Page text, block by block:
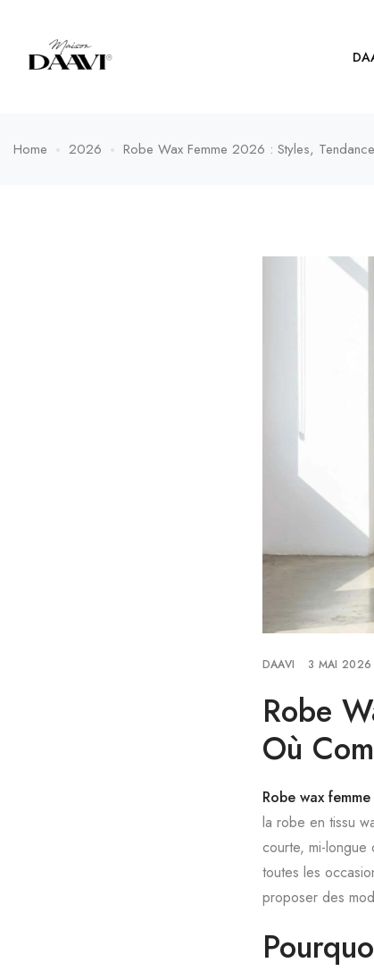
Home 2026 Robe Wax Femme 2026 : Styles,
DAAVI 3 MAI 2026
Robe
Où
Robe wax
la robe en tissu
courte, mi-longue
toutes les
proposer des